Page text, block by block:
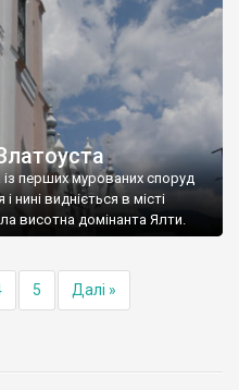
перших мурованих споруд
нині видніється в місті
висотна домінанта Ялти.
5 Далі »